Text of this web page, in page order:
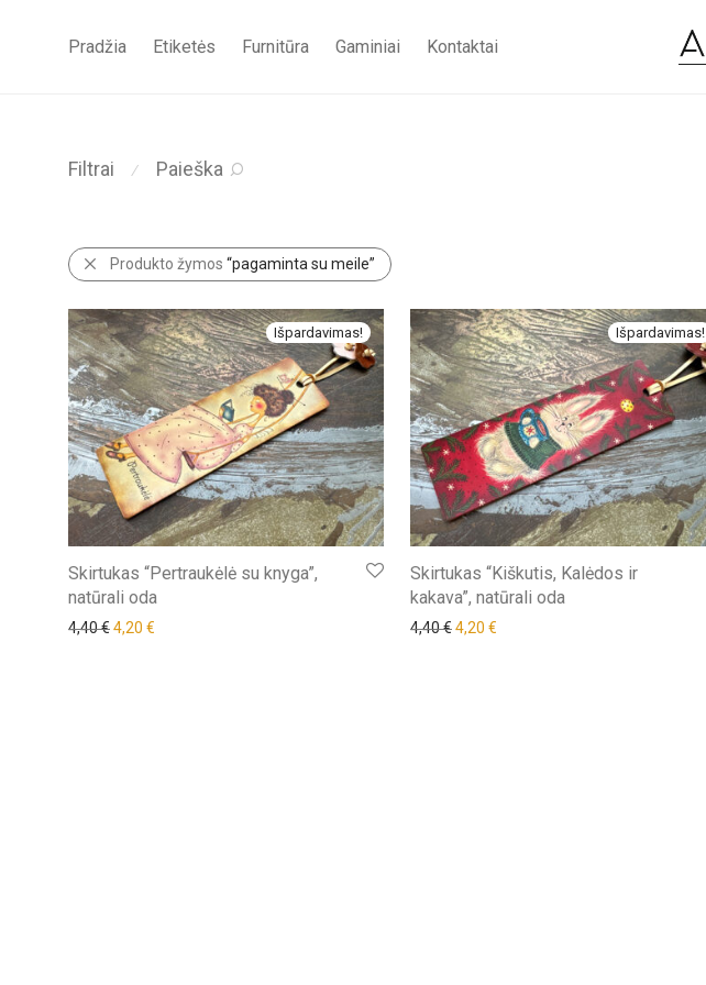
Pradžia Etiketės Furnitūra Gaminiai Kontaktai
Filtrai ⁄ Paieška
Produkto žymos “pagaminta su meile”
Išpardavimas!
Skirtukas “Pertraukėlė su knyga”,
natūrali oda
4,40€Original price was: 4,40 €.
4,20 €
Išpardavimas!
Skirtukas “Kiškutis, Kalėdos ir
kakava”, natūrali oda
4,40€Original price was: 4,40 €.
4,20 €